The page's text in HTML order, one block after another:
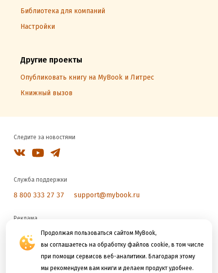
Продолжая пользоваться сайтом MyBook,
вы соглашаетесь на обработку файлов cookie, в том числе
при помощи сервисов веб-аналитики. Благодаря этому
мы рекомендуем вам книги и делаем продукт удобнее.
Библиотека для компаний
Настройки
Другие проекты
Опубликовать книгу на MyBook и Литрес
Книжный вызов
Следите за новостями
Служба поддержки
8 800 333 27 37 support@mybook.ru
Реклама
reklama@litres.ru
Мы принимаем к оплате